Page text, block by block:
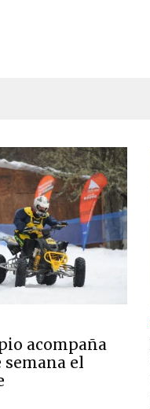
acompaña
semana el